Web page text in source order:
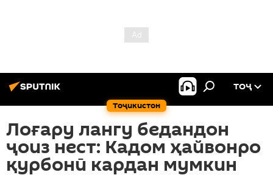
Тоҷикистон
ТОҶ
Лоғару лангу бедандон
ҷоиз нест: Кадом ҳайвонро
қурбонӣ кардан мумкин